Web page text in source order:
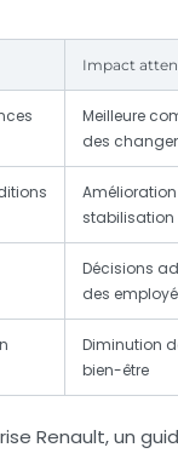
Impact
Meilleure
des
stabilisation
Décisions
des
Diminution
bien-être
Renault, un